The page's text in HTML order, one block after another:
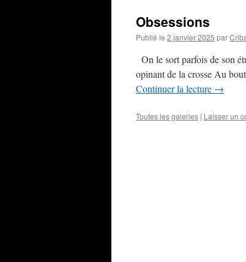
Obsessions
Publié le 2 janvier 2025 par
On le sort parfois de son
opinant de la crosse Au
Continuer la lecture →
Toutes les galeries | Laisser un